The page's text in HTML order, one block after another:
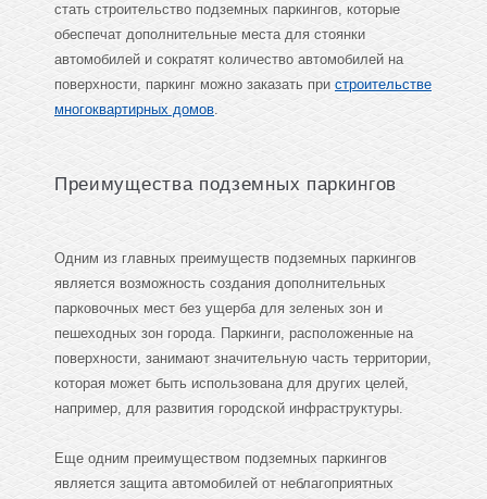
стать строительство подземных паркингов, которые
обеспечат дополнительные места для стоянки
автомобилей и сократят количество автомобилей на
поверхности, паркинг можно заказать при строительстве
многоквартирных домов.
Преимущества подземных паркингов
Одним из главных преимуществ подземных паркингов
является возможность создания дополнительных
парковочных мест без ущерба для зеленых зон и
пешеходных зон города. Паркинги, расположенные на
поверхности, занимают значительную часть территории,
которая может быть использована для других целей,
например, для развития городской инфраструктуры.
Еще одним преимуществом подземных паркингов
является защита автомобилей от неблагоприятных